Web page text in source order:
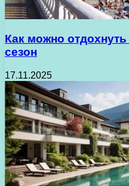
Как можно
сезон
17.11.2025